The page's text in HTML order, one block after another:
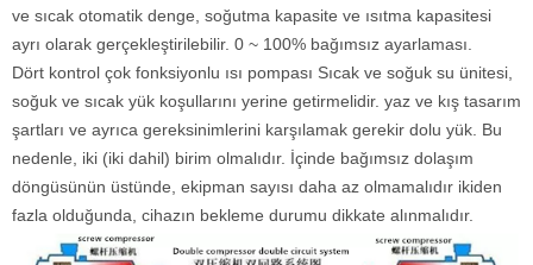
ve sıcak otomatik denge, soğutma kapasite ve ısıtma kapasitesi
ayrı olarak gerçekleştirilebilir. 0 ~ 100% bağımsız ayarlaması.
Dört kontrol çok fonksiyonlu ısı pompası Sıcak ve soğuk su ünitesi,
soğuk ve sıcak yük koşullarını yerine getirmelidir. yaz ve kış tasarım
şartları ve ayrıca gereksinimlerini karşılamak gerekir dolu yük. Bu
nedenle, iki (iki dahil) birim olmalıdır. İçinde bağımsız dolaşım
döngüsünün üstünde, ekipman sayısı daha az olmamalıdır ikiden
fazla olduğunda, cihazın bekleme durumu dikkate alınmalıdır.